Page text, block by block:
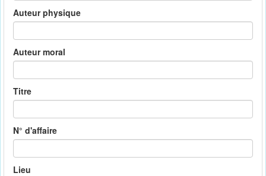
Auteur physique
Auteur moral
Titre
N° d'affaire
Lieu